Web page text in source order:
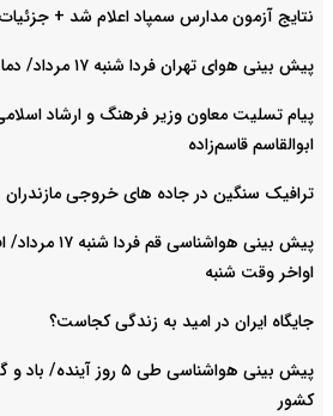
نتایج آزمون مدارس سمپاد اعلام شد +
پیش بینی هوای تهران فردا شنبه ۱۷ مرداد/ دما کاهشی می شود
پیام تسلیت معاون وزیر فرهنگ و ارشاد
ابوالقاسم قاسم‌زاده
ترافیک سنگین در جاده های خروجی مازندران
پیش بینی
اواخر وقت شنبه
جایگاه ایران در امید به زندگی کجاست؟
پیش بینی هواشناسی طی ۵
کشور